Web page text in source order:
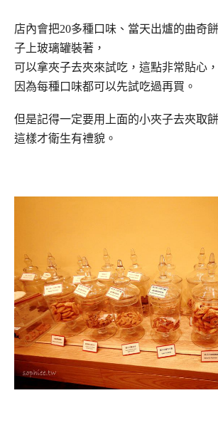
店內會把20多種口味、當天出爐的曲奇
子上玻璃罐裝著，
可以拿夾子去夾來試吃，這點非常貼心，
因為每種口味都可以先試吃過再買。
但是記得一定要用上面的小夾子去夾取
這樣才衛生有禮貌。